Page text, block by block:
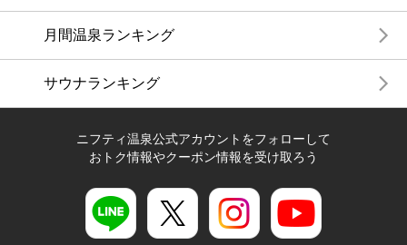
月間温泉ランキング
サウナランキング
ニフティ温泉公式アカウントをフォローして
おトク情報やクーポン情報を受け取ろう